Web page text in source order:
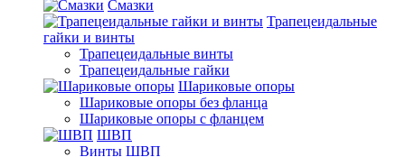
Смазки
Трапецеидальные
гайки и винты
Трапецеидальные винты
Трапецеидальные гайки
Шариковые опоры
Шариковые опоры без фланца
Шариковые опоры с фланцем
ШВП
Винты ШВП